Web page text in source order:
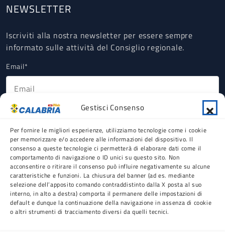
Gestisci Consenso
Per fornire le migliori esperienze, utilizziamo tecnologie come i cookie
per memorizzare e/o accedere alle informazioni del dispositivo. Il
consenso a queste tecnologie ci permetterà di elaborare dati come il
comportamento di navigazione o ID unici su questo sito. Non
acconsentire o ritirare il consenso può influire negativamente su alcune
caratteristiche e funzioni. La chiusura del banner (ad es. mediante
selezione dell’apposito comando contraddistinto dalla X posta al suo
interno, in alto a destra) comporta il permanere delle impostazioni di
default e dunque la continuazione della navigazione in assenza di cookie
o altri strumenti di tracciamento diversi da quelli tecnici.
NEWSLETTER
Iscriviti alla nostra newsletter per essere sempre
informato sulle attività del Consiglio regionale.
Email*
Ho letto, compreso e accettato la Privacy Policy riguardante il
Testata registrata presso il Tribunale di Reggio
Calabria n° 5/2012 |Editore:Consiglio regionale
della Calabria |C.F.80001350802 |